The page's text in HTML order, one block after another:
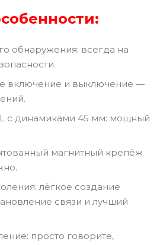
обнаружения: всегда на
включение и выключение —
с динамиками 45 мм: мощный
магнитный крепёж
лёгкое создание
связи и лучший
просто говорите,